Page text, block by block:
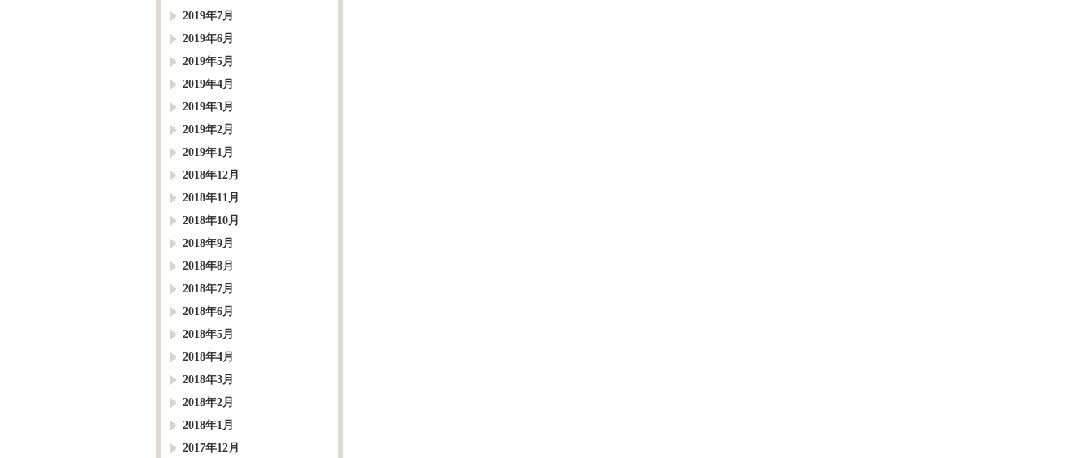
2019年7月
2019年6月
2019年5月
2019年4月
2019年3月
2019年2月
2019年1月
2018年12月
2018年11月
2018年10月
2018年9月
2018年8月
2018年7月
2018年6月
2018年5月
2018年4月
2018年3月
2018年2月
2018年1月
2017年12月